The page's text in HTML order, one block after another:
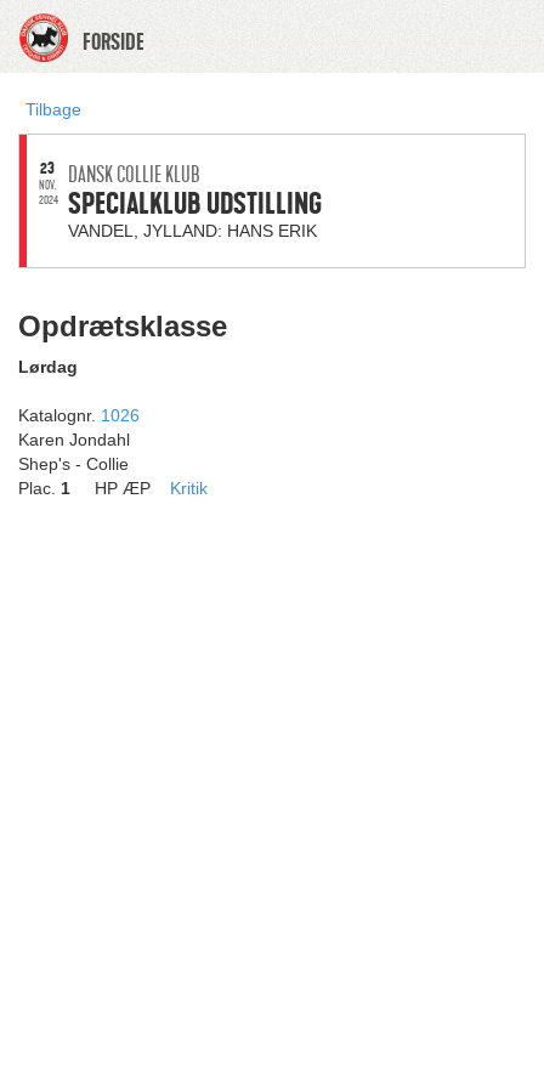
FORSIDE
Tilbage
23
NOV.
2024
DANSK COLLIE KLUB
SPECIALKLUB UDSTILLING
VANDEL, JYLLAND: HANS ERIK
Opdrætsklasse
Lørdag
Katalognr. 1026
Karen Jondahl
Shep's - Collie
Plac. 1 HP ÆP Kritik